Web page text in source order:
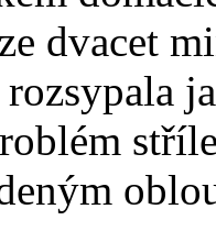
dvacet
rozsypala